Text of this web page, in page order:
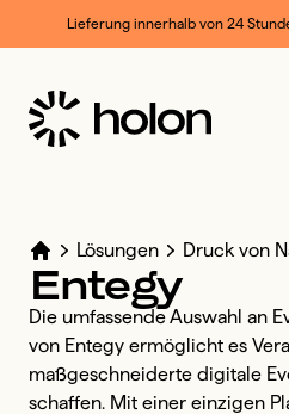
Lieferung innerhalb von 24
Lösungen Druck von
Entegy
Die umfassende Auswahl an
von Entegy ermöglicht es
maßgeschneiderte digitale
schaffen. Mit einer einzigen